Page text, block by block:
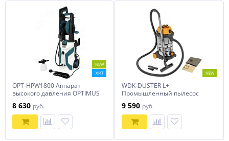
NEW
ХИТ
OPT-HPW1800 Аппарат
высокого давления OPTIMUS
8 630 руб.
NEW
WDK-DUSTER L+
Промышленный пылесос
подключением
электроинструмента
9 590 руб.